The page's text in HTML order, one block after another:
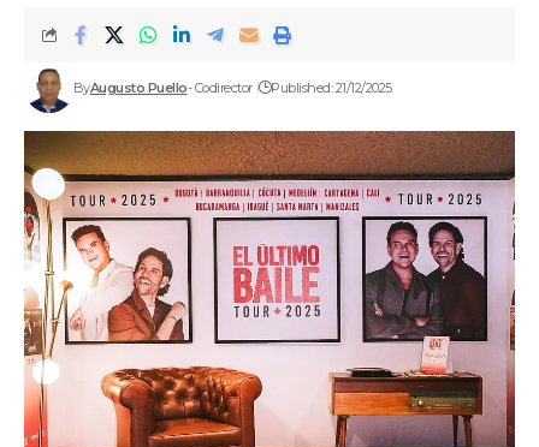
ByAugusto Puello- Codirector Published: 21/12/2025